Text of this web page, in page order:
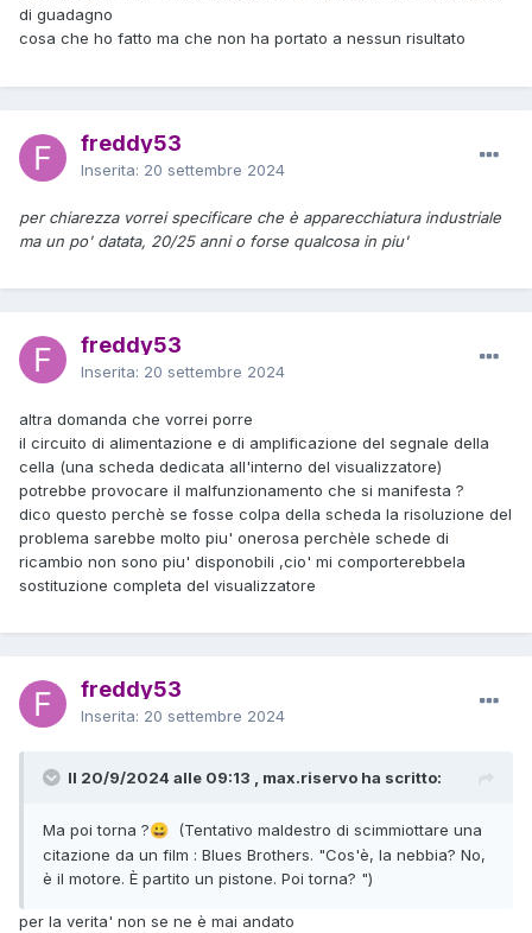
di guadagno
cosa che ho fatto ma che non ha portato a nessun risultato
freddy53
Inserita: 20 settembre 2024
per chiarezza vorrei specificare che è apparecchiatura industriale
ma un po' datata, 20/25 anni o forse qualcosa in piu'
freddy53
Inserita: 20 settembre 2024
altra domanda che vorrei porre
il circuito di alimentazione e di amplificazione del segnale della
cella (una scheda dedicata all'interno del visualizzatore)
potrebbe provocare il malfunzionamento che si manifesta ?
dico questo perchè se fosse colpa della scheda la risoluzione del
problema sarebbe molto piu' onerosa perchèle schede di
ricambio non sono piu' disponobili ,cio' mi comporterebbela
sostituzione completa del visualizzatore
freddy53
Inserita: 20 settembre 2024
Il 20/9/2024 alle 09:13 , max.riservo ha scritto:
Ma poi torna ?😀 (Tentativo maldestro di scimmiottare una
citazione da un film : Blues Brothers. "Cos'è, la nebbia? No,
è il motore. È partito un pistone. Poi torna? ")
per la verita' non se ne è mai andato